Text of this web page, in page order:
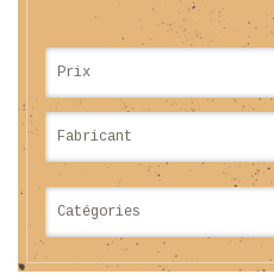
Prix
Fabricant
Catégories